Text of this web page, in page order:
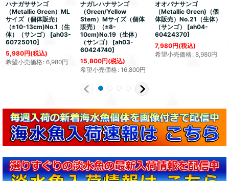
ハナガササンゴ
（Metallic Green）ML
サイズ（個体販売）
（±10-13cm)No.1（生
体）（サンゴ）
[ah03-
60725010]
5,980円(税込)
希望小売価格: 6,980円
ナガレハナサンゴ
（Green/Yellow
Stem）Mサイズ（個体
販売）（±8-
10cm)No.19（生体）
（サンゴ）
[ah03-
60424740]
15,800円(税込)
希望小売価格: 16,800円
オオバナサンゴ
（Metallic Green)（個
体販売）No.21（生体）
（サンゴ）
[ah04-
60424370]
7,980円(税込)
希望小売価格: 8,980円